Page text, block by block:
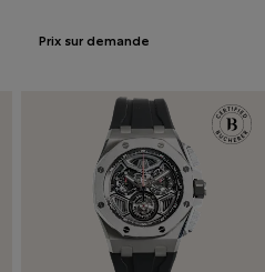
Prix sur demande